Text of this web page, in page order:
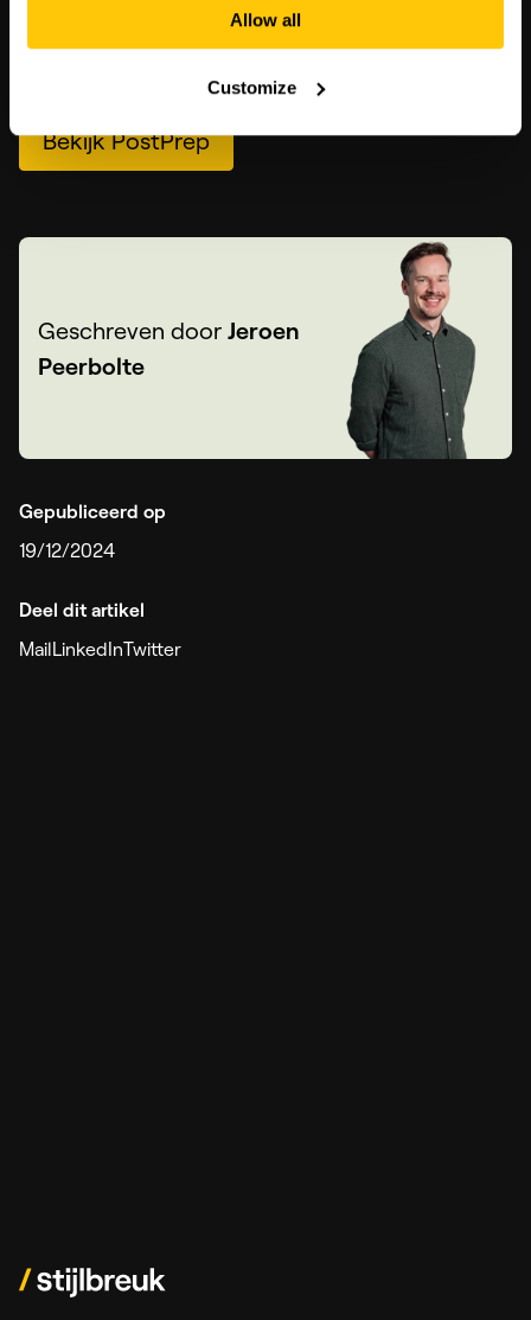
Allow all
Customize
Het resultaat? Meer impact, meer interactie,
en meer vertrouwen bij je doelgroep.
Bekijk PostPrep
Geschreven door Jeroen
Peerbolte
Gepubliceerd op
19/12/2024
Deel dit artikel
MailLinkedInTwitter